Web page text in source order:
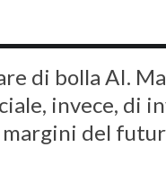
di bolla AI.
invece, di
del